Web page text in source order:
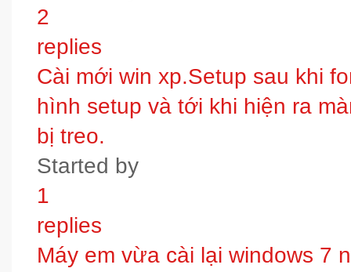
2
replies
Cài mới win xp.Setup sau khi
hình setup và tới khi hiện ra
bị treo.
Started by
1
replies
Máy em vừa cài lại windows 7